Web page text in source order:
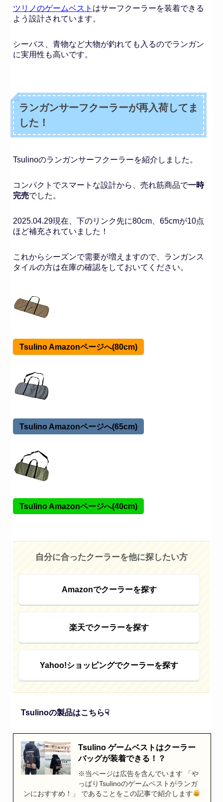
ツリノのゲームベスト はサーフクーラーを装着できる
よう設計されています。
シーバス、青物など大物が釣れても入るのでランガン
に実用性も高いです。
ランガンサーフクーラーが再入荷してま
した！
Tsulinoのランガンサーフクーラーを紹介しました。
コンパクトでスマートな設計から、売れ筋商品で一時
完売でした。
2025.04.29現在、下のリンク先に80cm、65cmが10点
ほど補充されていました！
これからシーズンで需要が増えますので、ランガンス
タイルの方は在庫の確認をしておいてください。
Tsulino Amazonページへ(80cm)
Tsulino Amazonページへ(65cm)
Tsulino Amazonページへ(40cm)
自分に合ったクーラーを他に探したい方
Amazonでクーラーを探す
楽天でクーラーを探す
Yahoo!ショッピングでクーラーを探す
Tsulinoの製品はこちら☟
Tsulino ゲームベストはクーラー
バッグが装着できる！？
※当ページは広告を含んでいます 「や
っぱりTsulinoのゲームベストがランガ
ンにおすすめ！」 であることをこの記事で紹介します